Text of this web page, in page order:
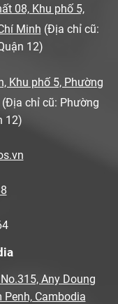
08, Khu phố 5,
Minh (Địa chỉ cũ:
12)
Khu phố 5, Phường
(Địa chỉ cũ: Phường
12)
Any Doung
Penh, Cambodia